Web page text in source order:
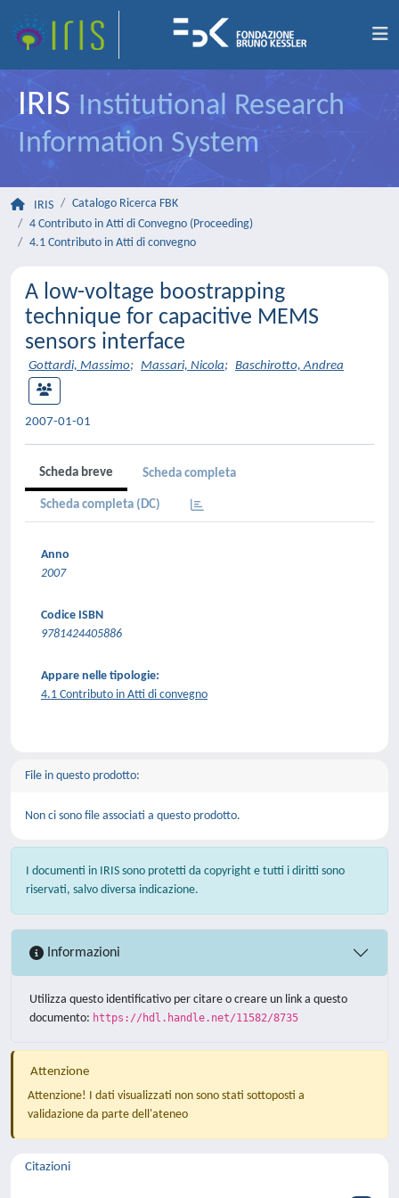
IRIS Institutional Research
Information System
IRIS
Catalogo Ricerca FBK
4 Contributo in Atti di Convegno (Proceeding)
4.1 Contributo in Atti di convegno
A low-voltage boostrapping
technique for capacitive MEMS
sensors interface
Gottardi, Massimo; Massari, Nicola; Baschirotto, Andrea
2007-01-01
Scheda breve Scheda completa
Scheda completa (DC)
Anno
2007
Codice ISBN
9781424405886
Appare nelle tipologie:
4.1 Contributo in Atti di convegno
File in questo prodotto:
Non ci sono file associati a questo prodotto.
I documenti in IRIS sono protetti da copyright e tutti i diritti sono
riservati, salvo diversa indicazione.
Informazioni
Utilizza questo identificativo per citare o creare un link a questo
documento: https://hdl.handle.net/11582/8735
Attenzione
Attenzione! I dati visualizzati non sono stati sottoposti a
validazione da parte dell'ateneo
Citazioni